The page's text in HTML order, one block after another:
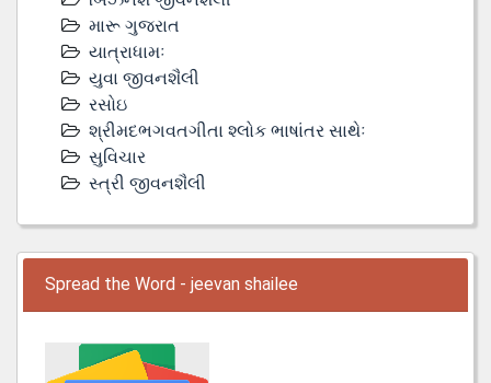
મારૂ ગુજરાત
યાત્રાધામઃ
યુવા જીવનશૈલી
રસોઇ
શ્રીમદભગવતગીતા શ્લોક ભાષાંતર સાથેઃ
સુવિચાર
સ્ત્રી જીવનશૈલી
Spread the Word - jeevan shailee